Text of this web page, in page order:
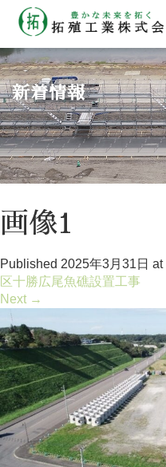
新着情報
画像1
Published 2025年3月31日 at
区十勝広尾魚礁設置工事
Next →